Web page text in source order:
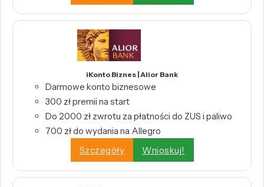
iKonto Biznes | Alior Bank
Darmowe konto biznesowe
300 zł premii na start
Do 2000 zł zwrotu za płatności do ZUS i paliwo
700 zł do wydania na Allegro
Szczegóły
Wnioskuj!